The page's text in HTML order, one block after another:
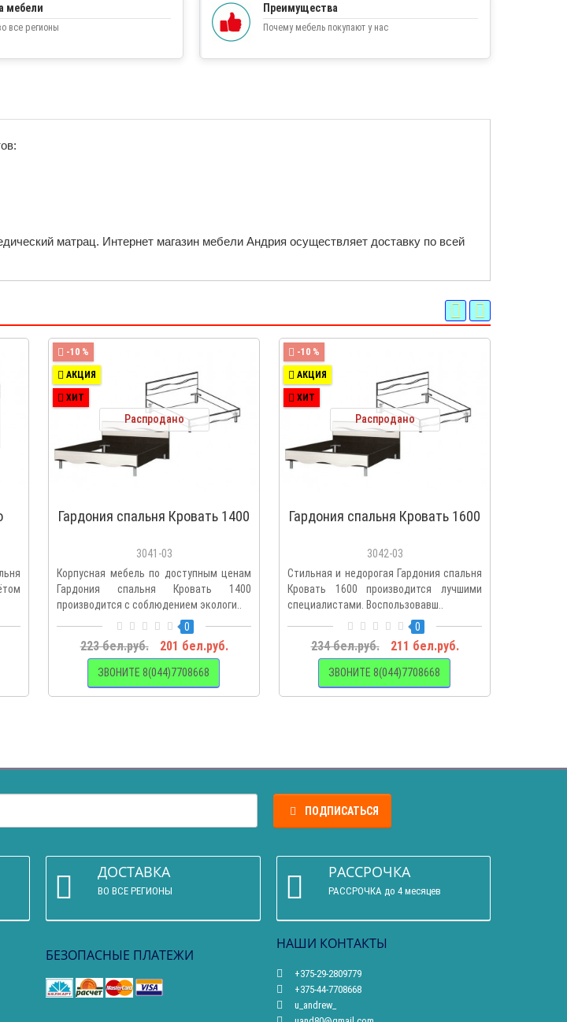
мебели
все регионы
Преимущества
Почему мебель покупают у нас
матрац. Интернет магазин мебели Андрия осуществляет доставку по всей
-10 %
АКЦИЯ
ХИТ
Распродано
Гардония спальня Кровать 1400
3041-03
Корпусная мебель по доступным ценам
Гардония спальня Кровать 1400
производится с соблюдением экологи..
0
223 бел.руб. 201 бел.руб.
ЗВОНИТЕ 8(044)7708668
-10 %
АКЦИЯ
ХИТ
Распродано
Гардония спальня Кровать 1600
3042-03
Стильная и недорогая Гардония спальня
Кровать 1600 производится лучшими
специалистами. Воспользовавш..
0
234 бел.руб. 211 бел.руб.
ЗВОНИТЕ 8(044)7708668
ПОДПИСАТЬСЯ
ДОСТАВКА
ВО ВСЕ РЕГИОНЫ
РАССРОЧКА
РАССРОЧКА до 4 месяцев
БЕЗОПАСНЫЕ ПЛАТЕЖИ
НАШИ КОНТАКТЫ
+375-29-2809779
+375-44-7708668
u_andrew_